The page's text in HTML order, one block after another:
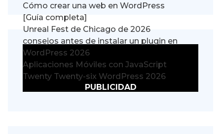
Cómo crear una web en WordPress
[Guía completa]
Unreal Fest de Chicago de 2026
consejos antes de instalar un plugin en
WordPress 2026
Aplicaciones Móviles con JavaScript
Twenty Twenty-six WordPress 2026
PUBLICIDAD